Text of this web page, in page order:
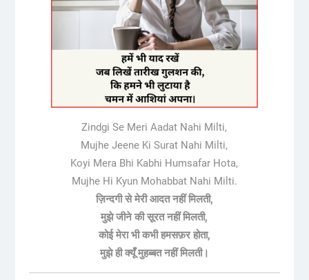
Zindgi Se Meri Aadat Nahi Milti,
Mujhe Jeene Ki Surat Nahi Milti,
Koyi Mera Bhi Kabhi Humsafar Hota,
Mujhe Hi Kyun Mohabbat Nahi Milti.
ज़िन्दगी से मेरी आदत नहीं मिलती,
मुझे जीने की सूरत नहीं मिलती,
कोई मेरा भी कभी हमसफ़र होता,
मुझे ही क्यूँ मुहब्बत नहीं मिलती।